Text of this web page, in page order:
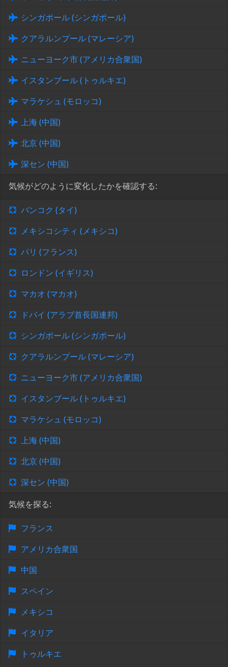
シンガポール (シンガポール)
クアラルンプール (マレーシア)
ニューヨーク市 (アメリカ合衆国)
イスタンブール (トゥルキエ)
マラケシュ (モロッコ)
上海 (中国)
北京 (中国)
深セン (中国)
気候がどのように変化したかを確認する:
バンコク (タイ)
メキシコシティ (メキシコ)
パリ (フランス)
ロンドン (イギリス)
マカオ (マカオ)
ドバイ (アラブ首長国連邦)
シンガポール (シンガポール)
クアラルンプール (マレーシア)
ニューヨーク市 (アメリカ合衆国)
イスタンブール (トゥルキエ)
マラケシュ (モロッコ)
上海 (中国)
北京 (中国)
深セン (中国)
気候を探る:
フランス
アメリカ合衆国
中国
スペイン
メキシコ
イタリア
トゥルキエ